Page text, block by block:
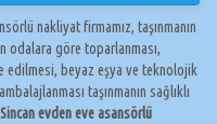
nakliyat firmamız, taşınmanın
odalara göre toparlanması,
edilmesi, beyaz eşya ve teknolojik
taşınmanın sağlıklı
Sincan evden eve asansörlü